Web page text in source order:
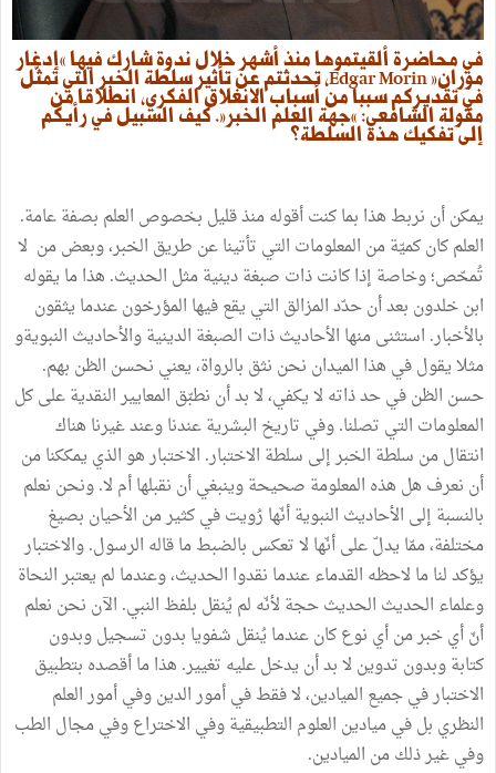
في محاضرة ألقيتموها منذ أشهر خلال ندوة شارك فيها «إدغار
موران» Edgar Morin، تحدثتم عن تأثير سلطة الخبر التي تمثّل
في تقديركم سببا من أسباب الانغلاق الفكري، انطلاقا من
مقولة الشافعي: «جهة العلم الخبر». كيف السبيل في رأيكم
إلى تفكيك هذه السلطة؟
يمكن أن نربط هذا بما كنت أقوله منذ قليل بخصوص العلم بصفة عامة.
العلم كان كميّة من المعلومات التي تأتينا عن طريق الخبر، وبعض من لا
تُمحّص؛ وخاصة إذا كانت ذات صبغة دينية مثل الحديث. هذا ما يقوله
ابن خلدون بعد أن حدّد المزالق التي يقع فيها المؤرخون عندما يثقون
بالأخبار. استثنى منها الأحاديث ذات الصبغة الدينية والأحاديث النبويةو
مثلا يقول في هذا الميدان نحن نثق بالرواة، يعني نحسن الظن بهم.
حسن الظن في حد ذاته لا يكفي، لا بد أن نطبّق المعايير النقدية على كل
المعلومات التي تصلنا. وفي تاريخ البشرية عندنا وعند غيرنا هناك
انتقال من سلطة الخبر إلى سلطة الاختبار. الاختبار هو الذي يمككنا من
أن نعرف هل هذه المعلومة صحيحة وينبغي أن نقبلها أم لا. ونحن نعلم
بالنسبة إلى الأحاديث النبوية أنّها رُويت في كثير من الأحيان بصيغ
مختلفة، ممّا يدلّ على أنّها لا تعكس بالضبط ما قاله الرسول. والاختبار
يؤكد لنا ما لاحظه القدماء عندما نقدوا الحديث، وعندما لم يعتبر النحاة
وعلماء الحديث الحديث حجة لأنّه لم يُنقل بلفظ النبي. الآن نحن نعلم
أنّ أي خبر من أي نوع كان عندما يُنقل شفويا بدون تسجيل وبدون
كتابة وبدون تدوين لا بد أن يدخل عليه تغيير. هذا ما أقصده بتطبيق
الاختبار في جميع الميادين، لا فقط في أمور الدين وفي أمور العلم
النظري بل في ميادين العلوم التطبيقية وفي الاختراع وفي مجال الطب
وفي غير ذلك من الميادين.